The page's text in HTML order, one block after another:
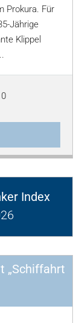
Prokura. Für
Jährige
Klippel
0
Index
„Schiffahrt